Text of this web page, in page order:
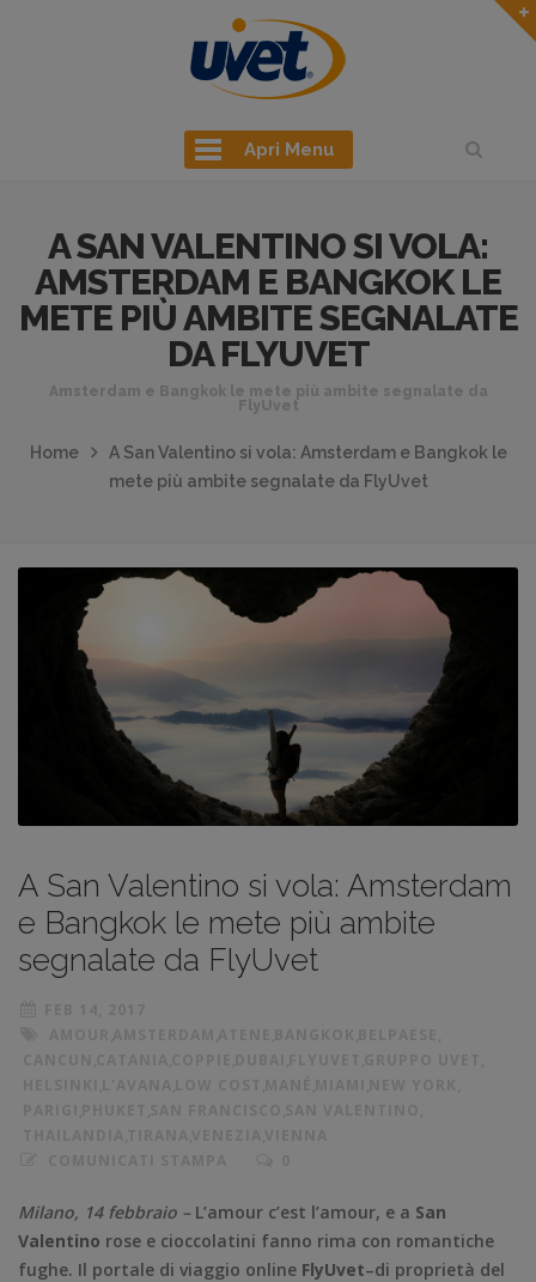
Apri Menu
A SAN VALENTINO SI VOLA:
AMSTERDAM E BANGKOK LE
METE PIÙ AMBITE SEGNALATE
DA FLYUVET
Amsterdam e Bangkok le mete più ambite segnalate da
FlyUvet
Home
A San Valentino si vola: Amsterdam e Bangkok le
mete più ambite segnalate da FlyUvet
A San Valentino si vola: Amsterdam
e Bangkok le mete più ambite
segnalate da FlyUvet
Milano, 14 febbraio – L’amour c’est l’amour, e a San
Valentino rose e cioccolatini fanno rima con romantiche
fughe. Il portale di viaggio online FlyUvet–di proprietà del